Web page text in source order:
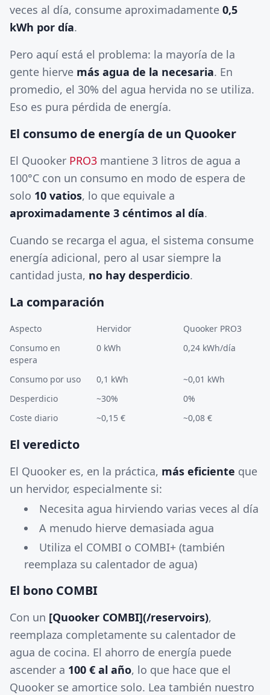
veces al día, consume aproximadamente 0,5
kWh por día.
Pero aquí está el problema: la mayoría de la
gente hierve más agua de la necesaria. En
promedio, el 30% del agua hervida no se utiliza.
Eso es pura pérdida de energía.
El consumo de energía de un Quooker
El Quooker PRO3 mantiene 3 litros de agua a
100°C con un consumo en modo de espera de
solo 10 vatios, lo que equivale a
aproximadamente 3 céntimos al día.
Cuando se recarga el agua, el sistema consume
energía adicional, pero al usar siempre la
cantidad justa, no hay desperdicio.
La comparación
Aspecto Hervidor
Quooker PRO3
Consumo en
espera
0 kWh 0,24 kWh/día
Consumo por uso 0,1 kWh
~0,01 kWh
Desperdicio
~30%
0%
Coste diario
~0,15 € ~0,08 €
El veredicto
El Quooker es, en la práctica, más eficiente que
un hervidor, especialmente si:
Necesita agua hirviendo varias veces al día
A menudo hierve demasiada agua
Utiliza el COMBI o COMBI+ (también
reemplaza su calentador de agua)
El bono COMBI
Con un [Quooker COMBI](/reservoirs),
reemplaza completamente su calentador de
agua de cocina. El ahorro de energía puede
ascender a 100 € al año, lo que hace que el
Quooker se amortice solo. Lea también nuestro